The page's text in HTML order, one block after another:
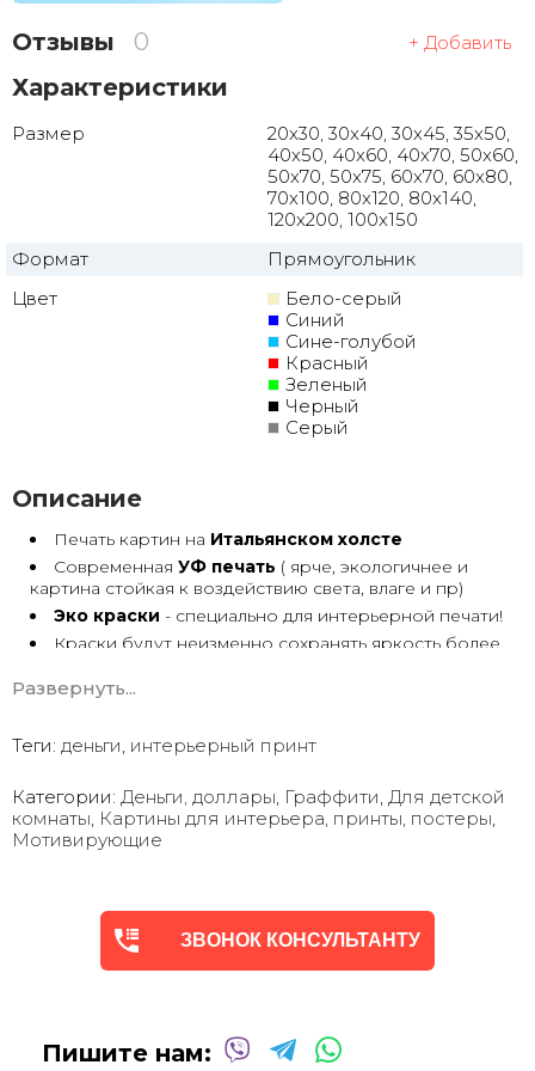
Отзывы 0 + Добавить
Характеристики
Размер
20x30, 30x40, 30x45, 35x50,
40x50, 40x60, 40x70, 50x60,
50x70, 50x75, 60x70, 60x80,
70x100, 80x120, 80x140,
120x200, 100x150
Формат
Прямоугольник
Цвет
Бело-серый
Синий
Сине-голубой
Красный
Зеленый
Черный
Серый
Описание
Печать картин на Итальянском холсте
Современная УФ печать ( ярче, экологичнее и
картина стойкая к воздействию света, влаге и пр)
Эко краски - специально для интерьерной печати!
Краски будут неизменно сохранять яркость более
Возможна
Поверх печатного изображения художник вручную
сделает обработку маслом/ акрилом некоторых
сэкономит вам стоимость, сравнимо с полностью
ручной работой - картиной маслом.
Выбор размеров
Картины
печатаются для вас в день заказа.
Доставка к вам по всей Украине в течение 1-3 дн.
Вы можете выбрать изображение на сайте или
индивидуальные варианты -
консультация
Бесплатно!
Развернуть...
Теги: деньги, интерьерный принт
Категории: Деньги, доллары, Граффити, Для детской
комнаты, Картины для интерьера, принты, постеры,
Мотивирующие
ЗВОНОК КОНСУЛЬТАНТУ
Пишите нам: